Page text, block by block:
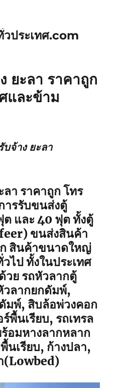
วประเทศ.com
ยะลา ราคาถูก
และข้าม
บจ้าง ยะลา
ลา ราคาถูก โทร
ารรับขนส่งตู้
ต และ 40 ฟุต ทั้งตู้
ขนส่งสินค้า
สินค้าขนาดใหญ่
ไป ทั้งในประเทศ
ย รถหัวลากตู้
วลากยกดัมพ์,
มพ์, สิบล้อพ่วงคอก
ร์พื้นเรียบ, รถเทรล
ร้อมหางลากหลาก
นเรียบ, ก้างปลา,
(Lowbed)